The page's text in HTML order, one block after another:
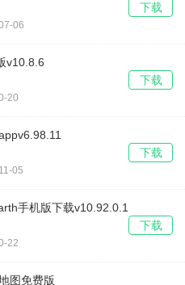
06
下载
v10.8.6
20
下载
05
下载
手机版下载v10.92.0.1
22
下载
图免费版